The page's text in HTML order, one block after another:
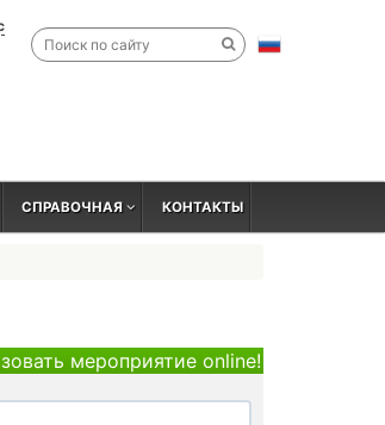
СПРАВОЧНАЯ КОНТАКТЫ
мероприятие online!